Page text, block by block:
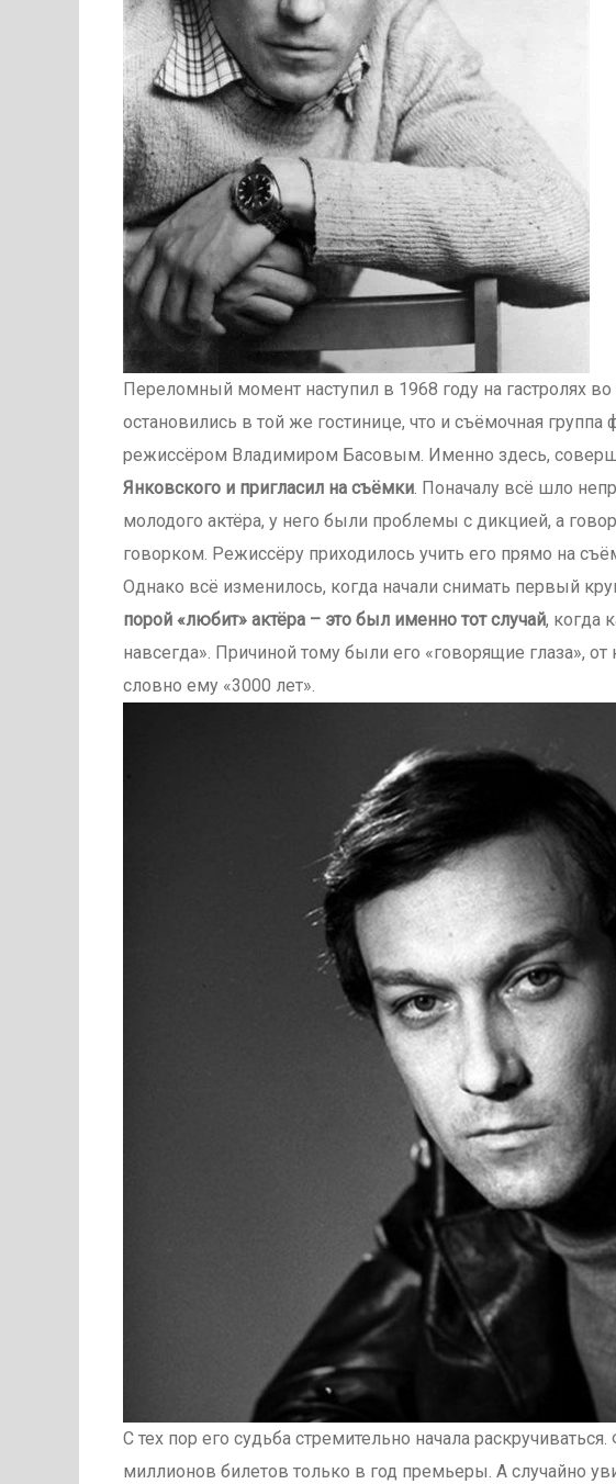
Переломный момент наступил в 1968 году на гастролях
остановились в той же гостинице, что и съёмочная
режиссёром Владимиром Басовым. Именно здесь,
Янковского и пригласил на съёмки. Поначалу всё шло
молодого актёра, у него были проблемы с дикцией, а
говорком. Режиссёру приходилось учить его прямо на
Однако всё изменилось, когда начали снимать первый
порой «любит» актёра – это был именно тот случай, когда
навсегда». Причиной тому были его «говорящие глаза»,
словно ему «3000 лет».
С тех пор его судьба стремительно начала
миллионов билетов только в год премьеры. А случайно